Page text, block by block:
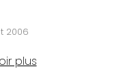
2006
plus